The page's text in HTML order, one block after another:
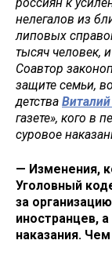
нелегалов из
липовых
тысяч человек,
Соавтор
защите семьи,
детства
газете», кого в
суровое
— Изменения,
Уголовный
за
иностранцев,
наказания.